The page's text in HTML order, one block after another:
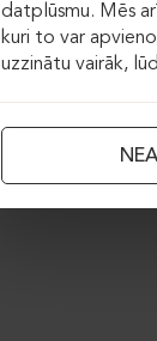
datplūsmu. Mēs
kuri to var
uzzinātu vairāk,